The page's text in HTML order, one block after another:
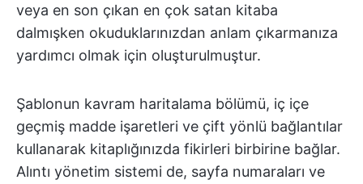
veya en son çıkan en çok satan kitaba
dalmışken okuduklarınızdan anlam çıkarmanıza
yardımcı olmak için oluşturulmuştur.
Şablonun kavram haritalama bölümü, iç içe
geçmiş madde işaretleri ve çift yönlü bağlantılar
kullanarak kitaplığınızda fikirleri birbirine bağlar.
Alıntı yönetim sistemi de, sayfa numaraları ve